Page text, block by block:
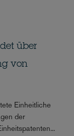
über
von
Einheitliche
der